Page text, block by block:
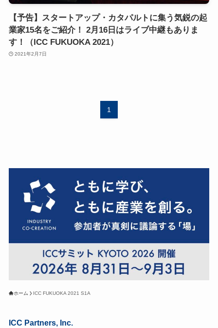
【予告】スタートアップ・カタパルトに集う気鋭の起
業家15名をご紹介！ 2月16日はライブ中継もありま
す！（ICC FUKUOKA 2021）
2021年2月7日
1
ホーム ICC FUKUOKA 2021 S1A
ICC Partners, Inc.